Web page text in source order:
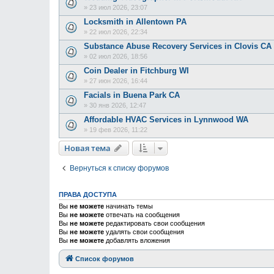
» 23 июл 2026, 23:07
Locksmith in Allentown PA
» 22 июл 2026, 22:34
Substance Abuse Recovery Services in Clovis CA
» 02 июл 2026, 18:56
Coin Dealer in Fitchburg WI
» 27 июн 2026, 16:44
Facials in Buena Park CA
» 30 янв 2026, 12:47
Affordable HVAC Services in Lynnwood WA
» 19 фев 2026, 11:22
Новая тема
Вернуться к списку форумов
ПРАВА ДОСТУПА
Вы не можете начинать темы
Вы не можете отвечать на сообщения
Вы не можете редактировать свои сообщения
Вы не можете удалять свои сообщения
Вы не можете добавлять вложения
Список форумов